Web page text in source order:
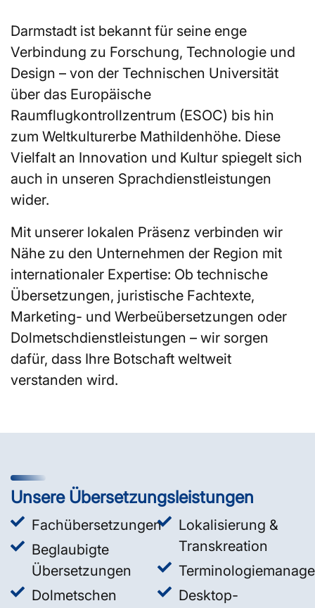
Darmstadt ist bekannt für seine enge
Verbindung zu Forschung, Technologie und
Design – von der Technischen Universität
über das Europäische
Raumflugkontrollzentrum (ESOC) bis hin
zum Weltkulturerbe Mathildenhöhe. Diese
Vielfalt an Innovation und Kultur spiegelt sich
auch in unseren Sprachdienstleistungen
wider.
Mit unserer lokalen Präsenz verbinden wir
Nähe zu den Unternehmen der Region mit
internationaler Expertise: Ob technische
Übersetzungen, juristische Fachtexte,
Marketing- und Werbeübersetzungen oder
Dolmetschdienstleistungen – wir sorgen
dafür, dass Ihre Botschaft weltweit
verstanden wird.
Unsere Übersetzungsleistungen
Fachübersetzungen
Beglaubigte
Übersetzungen
Dolmetschen
Lokalisierung &
Transkreation
Desktop-